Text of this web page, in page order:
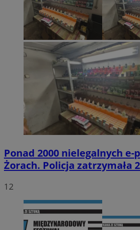
Ponad 2000 nielegalnych
Żorach. Policja zatrzymała
12